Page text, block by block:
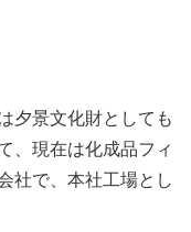
夕景文化財としても
、現在は化成品フィ
社で、本社工場とし